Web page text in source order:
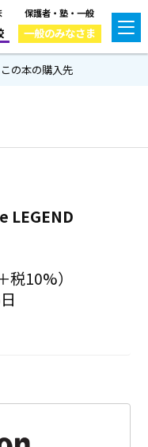
保護者・塾・一般
一般のみなさま
この本の購入先
LEGEND
10%）